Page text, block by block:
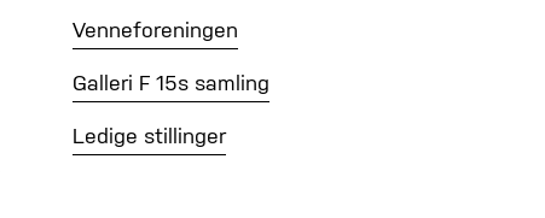
Venneforeningen
Galleri F 15s samling
Ledige stillinger